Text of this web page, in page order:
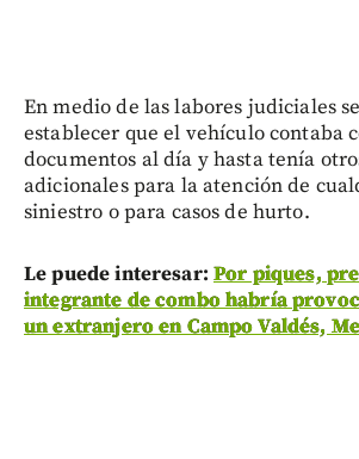
En medio de las labores judiciales
establecer que el vehículo contaba
documentos al día y hasta tenía
adicionales para la atención de
siniestro o para casos de hurto.
Le puede interesar: Por piques,
integrante de combo habría
un extranjero en Campo Valdés,